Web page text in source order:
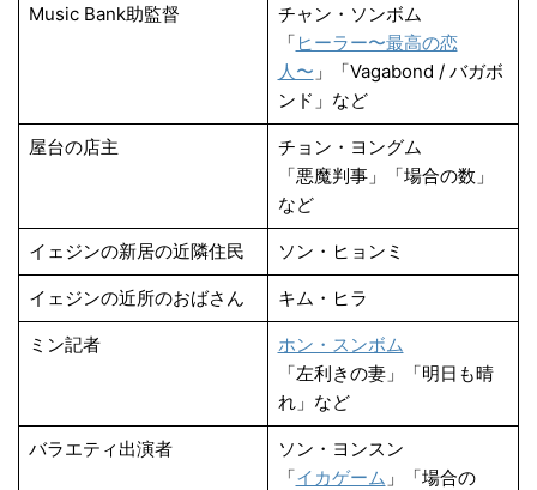
Music Bank助監督
チャン・ソンボム
「 ヒーラー〜最高の恋
人〜 」「Vagabond / バガボ
ンド」など
屋台の店主
チョン・ヨングム
「悪魔判事」「場合の数」
など
イェジンの新居の近隣住民 ソン・ヒョンミ
イェジンの近所のおばさん キム・ヒラ
ミン記者
ホン・スンボム
「左利きの妻」「明日も晴
れ」など
バラエティ出演者
ソン・ヨンスン
「イカゲーム 」「場合の